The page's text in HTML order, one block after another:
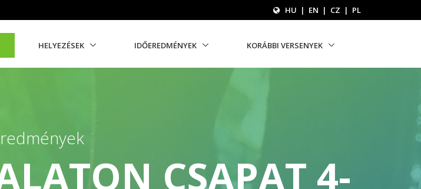
HU | EN | CZ | PL
HELYEZÉSEK IDŐEREDMÉNYEK KORÁBBI VERSENYEK
CSAPAT 4-